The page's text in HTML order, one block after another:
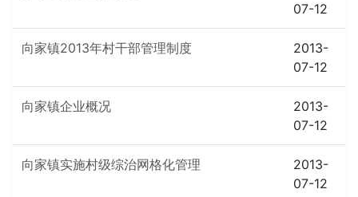
07-12
向家镇2013年村干部管理制度
2013-
07-12
向家镇企业概况
2013-
07-12
向家镇实施村级综治网格化管理
2013-
07-12